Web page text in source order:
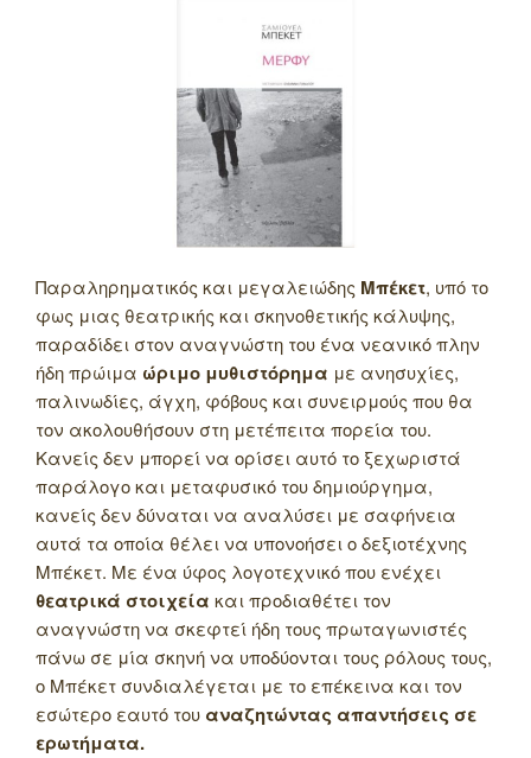
Παραληρηματικός και μεγαλειώδης Μπέκετ, υπό το
φως μιας θεατρικής και σκηνοθετικής κάλυψης,
παραδίδει στον αναγνώστη του ένα νεανικό πλην
ήδη πρώιμα ώριμο μυθιστόρημα με ανησυχίες,
παλινωδίες, άγχη, φόβους και συνειρμούς που θα
τον ακολουθήσουν στη μετέπειτα πορεία του.
Κανείς δεν μπορεί να ορίσει αυτό το ξεχωριστά
παράλογο και μεταφυσικό του δημιούργημα,
κανείς δεν δύναται να αναλύσει με σαφήνεια
αυτά τα οποία θέλει να υπονοήσει ο δεξιοτέχνης
Μπέκετ. Με ένα ύφος λογοτεχνικό που ενέχει
θεατρικά στοιχεία και προδιαθέτει τον
αναγνώστη να σκεφτεί ήδη τους πρωταγωνιστές
πάνω σε μία σκηνή να υποδύονται τους ρόλους τους,
ο Μπέκετ συνδιαλέγεται με το επέκεινα και τον
εσώτερο εαυτό του αναζητώντας απαντήσεις σε
ερωτήματα.